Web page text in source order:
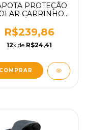
PROTEÇÃO
CARRINHO
MAXI-COSI PEÇA
REPOSIÇÃO
R$239,86
12x de R$24,41
COMPRAR